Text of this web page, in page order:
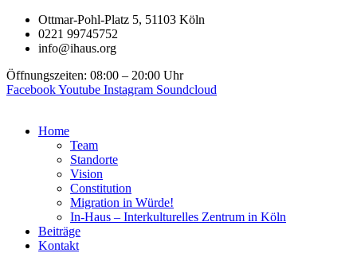
Zum
Inhalt
springen
Ottmar-Pohl-Platz 5, 51103 Köln
0221 99745752
info@ihaus.org
Öffnungszeiten: 08:00 – 20:00 Uhr
FacebookYoutube Instagram Soundcloud
Home
Team
Standorte
Vision
Constitution
Migration in Würde!
In-Haus – Interkulturelles Zentrum in Köln
Beiträge
Kontakt